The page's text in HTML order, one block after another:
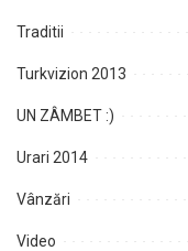
Traditii
Turkvizion 2013
UN ZÂMBET :)
Urari 2014
Vânzări
Video